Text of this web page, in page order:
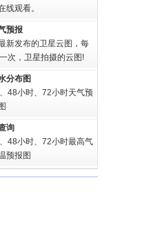
线观看。
预报
新发布的卫星云图，每
次，卫星拍摄的云图!
分布图
48小时、72小时天气预
询
48小时、72小时最高气
预报图